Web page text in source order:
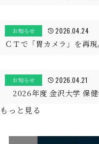
お知らせ 2026.04.24
ＣＴで「胃カメラ」を再
お知らせ 2026.04.21
2026年度 金沢大学 保健
もっと見る